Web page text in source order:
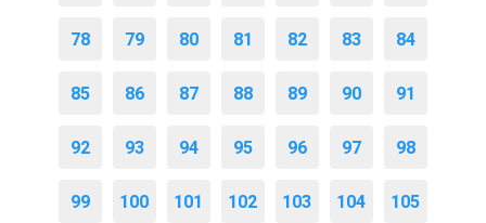
78 79 80 81 82 83 84
85 86 87 88 89 90 91
92 93 94 95 96 97 98
99 100 101 102 103 104 105